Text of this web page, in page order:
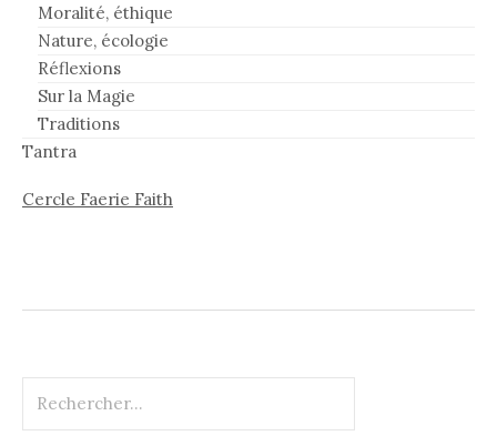
Moralité, éthique
Nature, écologie
Réflexions
Sur la Magie
Traditions
Tantra
Cercle Faerie Faith